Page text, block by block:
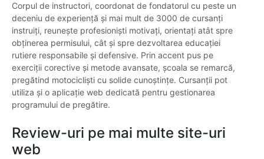
Corpul de instructori, coordonat de fondatorul cu peste un
deceniu de experiență și mai mult de 3000 de cursanți
instruiți, reunește profesioniști motivați, orientați atât spre
obținerea permisului, cât și spre dezvoltarea educației
rutiere responsabile și defensive. Prin accent pus pe
exerciții corective și metode avansate, școala se remarcă,
pregătind motocicliști cu solide cunoștințe. Cursanții pot
utiliza și o aplicație web dedicată pentru gestionarea
programului de pregătire.
Review-uri pe mai multe site-uri
web